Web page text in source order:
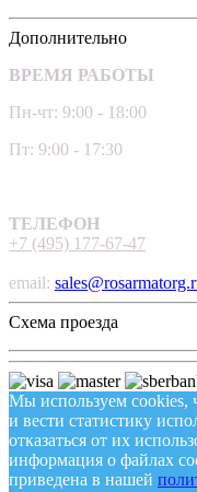
Дополнительно
ВРЕМЯ РАБОТЫ
Пн-чт: 9:00 - 18:00
Пт: 9:00 - 17:30
ТЕЛЕФОН
+7 (495) 177-67-47
email:
Схема проезда
Мы используем cookies,
и вести статистику
отказаться от их
информация о файлах
приведена в нашей